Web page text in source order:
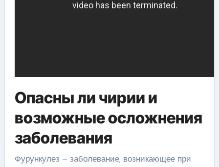
Опасны ли чирии и
возможные осложнения
заболевания
Фурункулез – заболевание, возникающее при